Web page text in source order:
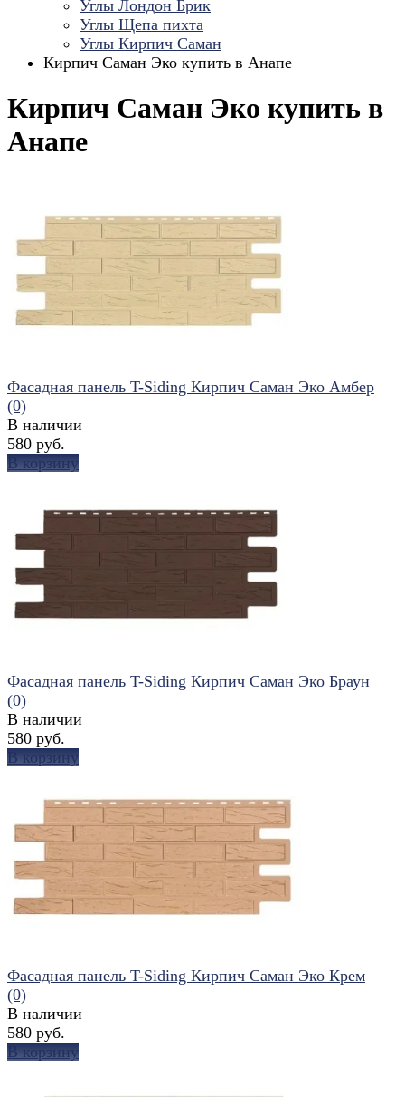
Углы Лондон Брик
Углы Щепа пихта
Углы Кирпич Саман
Кирпич Саман Эко купить в Анапе
Кирпич Саман Эко купить в
Анапе
избранное сравнить
Фасадная панель T-Siding Кирпич Саман Эко Амбер
(0)
В наличии
580 руб.
В корзину
избранное сравнить
Фасадная панель T-Siding Кирпич Саман Эко Браун
(0)
В наличии
580 руб.
В корзину
Фасадная панель T-Siding Кирпич Саман Эко Крем
(0)
В наличии
580 руб.
В корзину